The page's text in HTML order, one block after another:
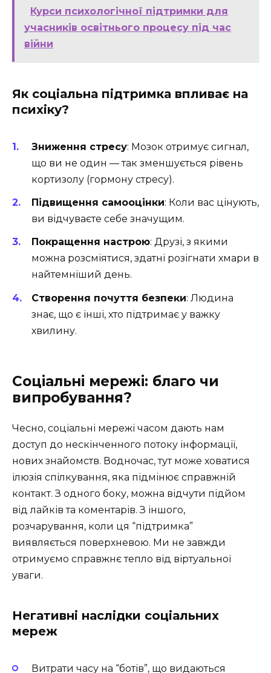
Курси психологічної підтримки для
учасників освітнього процесу під час
війни
Як соціальна підтримка впливає на
психіку?
Зниження стресу: Мозок отримує сигнал,
що ви не один — так зменшується рівень
кортизолу (гормону стресу).
Підвищення самооцінки: Коли вас цінують,
ви відчуваєте себе значущим.
Покращення настрою: Друзі, з якими
можна розсміятися, здатні розігнати хмари в
найтемніший день.
Створення почуття безпеки: Людина
знає, що є інші, хто підтримає у важку
хвилину.
Соціальні мережі: благо чи
випробування?
Чесно, соціальні мережі часом дають нам
доступ до нескінченного потоку інформації,
нових знайомств. Водночас, тут може ховатися
ілюзія спілкування, яка підмінює справжній
контакт. З одного боку, можна відчути підйом
від лайків та коментарів. З іншого,
розчарування, коли ця “підтримка”
виявляється поверхневою. Ми не завжди
отримуємо справжнє тепло від віртуальної
уваги.
Негативні наслідки соціальних
мереж
Витрати часу на “ботів”, що видаються